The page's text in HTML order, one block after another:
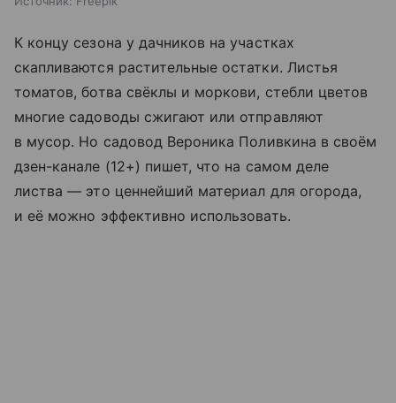
К концу сезона у дачников на участках
скапливаются растительные остатки. Листья
томатов, ботва свёклы и моркови, стебли цветов
многие садоводы сжигают или отправляют
в мусор. Но садовод Вероника Поливкина в своём
дзен-канале (12+) пишет, что на самом деле
листва — это ценнейший материал для огорода,
и её можно эффективно использовать.